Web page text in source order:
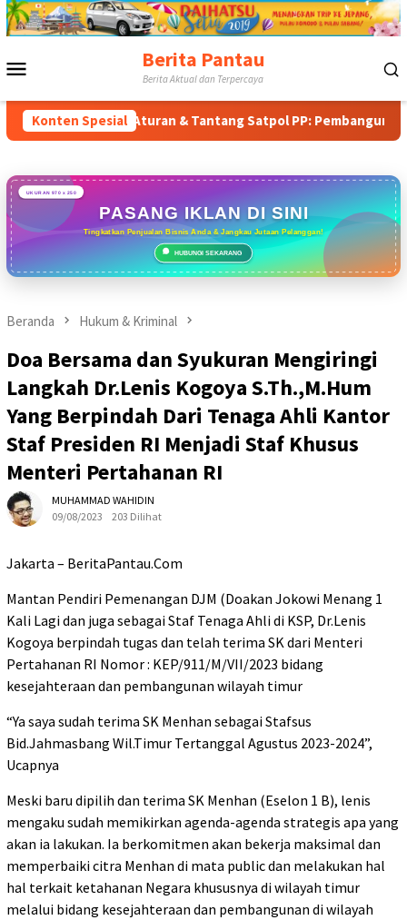
Loncat
ke
Berita Pantau
Berita Aktual dan Terpercaya
Konten Spesial
Tabrak Aturan & Tantang Satpol PP: Pembangunan Tower
UKURAN 970 x 250
PASANG IKLAN DI SINI
Tingkatkan Penjualan Bisnis Anda & Jangkau Jutaan Pelanggan!
HUBUNGI SEKARANG
Beranda Hukum & Kriminal
Doa Bersama dan Syukuran Mengiringi
Langkah Dr.Lenis Kogoya S.Th.,M.Hum
Yang Berpindah Dari Tenaga Ahli Kantor
Staf Presiden RI Menjadi Staf Khusus
Menteri Pertahanan RI
MUHAMMAD WAHIDIN
09/08/2023
203 Dilihat
Jakarta – BeritaPantau.Com
Mantan Pendiri Pemenangan DJM (Doakan Jokowi Menang 1
Kali Lagi dan juga sebagai Staf Tenaga Ahli di KSP, Dr.Lenis
Kogoya berpindah tugas dan telah terima SK dari Menteri
Pertahanan RI Nomor : KEP/911/M/VII/2023 bidang
kesejahteraan dan pembangunan wilayah timur
“Ya saya sudah terima SK Menhan sebagai Stafsus
Bid.Jahmasbang Wil.Timur Tertanggal Agustus 2023-2024”,
Ucapnya
Meski baru dipilih dan terima SK Menhan (Eselon 1 B), lenis
mengaku sudah memikirkan agenda-agenda strategis apa yang
akan ia lakukan. Ia berkomitmen akan bekerja maksimal dan
memperbaiki citra Menhan di mata public dan melakukan hal
hal terkait ketahanan Negara khususnya di wilayah timur
melalui bidang kesejahteraan dan pembangunan di wilayah